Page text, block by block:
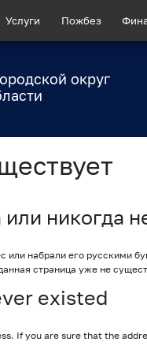
Услуги Пожбез
округ
никогда
набрали его русскими
страница уже не
existed
If you are sure that the